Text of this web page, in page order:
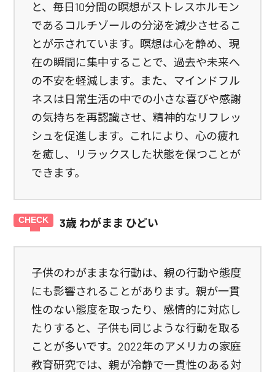
と、毎日10分間の瞑想がストレスホルモン
であるコルチゾールの分泌を減少させるこ
とが示されています。瞑想は心を静め、現
在の瞬間に集中することで、過去や未来へ
の不安を軽減します。また、マインドフル
ネスは日常生活の中での小さな喜びや感謝
の気持ちを再認識させ、精神的なリフレッ
シュを促進します。これにより、心の疲れ
を癒し、リラックスした状態を保つことが
できます。
3歳 わがまま ひどい
子供のわがままな行動は、親の行動や態度
にも影響されることがあります。親が一貫
性のない態度を取ったり、感情的に対応し
たりすると、子供も同じような行動を取る
ことが多いです。2022年のアメリカの家庭
教育研究では、親が冷静で一貫性のある対